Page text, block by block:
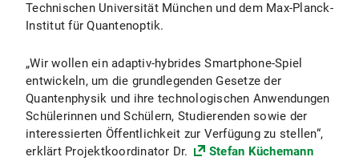
Technischen Universität München und dem Max-Planck-
Institut für Quantenoptik.
„Wir wollen ein adaptiv-hybrides Smartphone-Spiel
entwickeln, um die grundlegenden Gesetze der
Quantenphysik und ihre technologischen Anwendungen
Schülerinnen und Schülern, Studierenden sowie der
interessierten Öffentlichkeit zur Verfügung zu stellen“,
erklärt Projektkoordinator Dr.
Stefan Küchemann